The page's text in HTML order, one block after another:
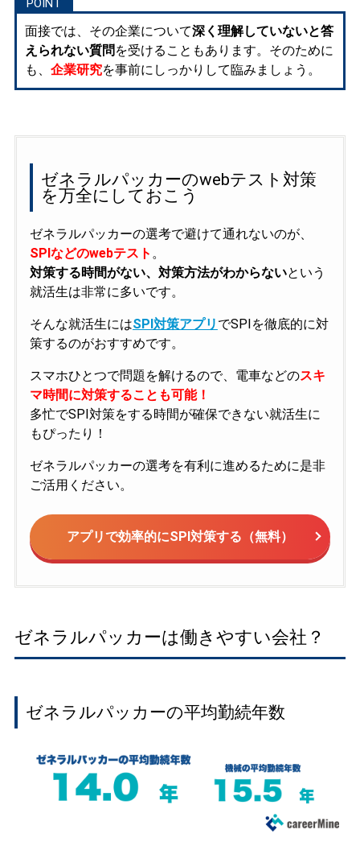
面接では、その企業について深く理解していないと答
えられない質問 を受けることもあります。そのために
も、 企業研究を事前にしっかりして臨みましょう。
ゼネラルパッカーのwebテスト対策
を万全にしておこう
ゼネラルパッカーの選考で避けて通れないのが、
SPIなどのwebテスト 。
対策する時間がない、対策方法がわからないという
就活生は非常に多いです。
そんな就活生にはSPI対策アプリ でSPIを徹底的に対
策するのがおすすめです。
スマホひとつで問題を解けるので、電車などのスキ
マ時間に対策することも可能！
多忙でSPI対策をする時間が確保できない就活生に
もぴったり！
ゼネラルパッカーの選考を有利に進めるために是非
ご活用ください。
アプリで効率的にSPI対策する（無料）
ゼネラルパッカーは働きやすい会社？
ゼネラルパッカーの平均勤続年数